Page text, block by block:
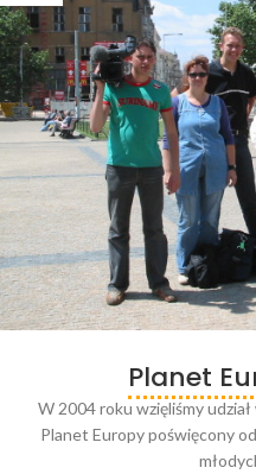
Planet
W 2004 roku wzięliśmy
Planet Europy poświęcony